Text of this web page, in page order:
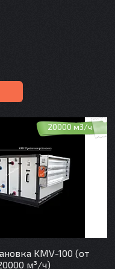
20000 м3/ч
KMV-100 (от
м³/ч)